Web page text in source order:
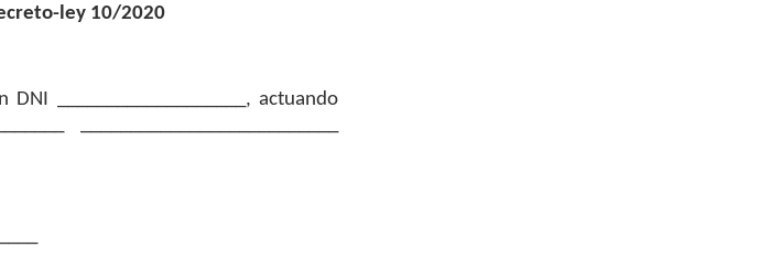
ley 10/2020
DNI ___________________, actuando
__________________________